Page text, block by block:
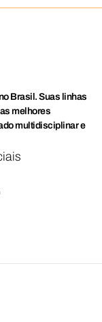
Brasil. Suas linhas
melhores
multidisciplinar e